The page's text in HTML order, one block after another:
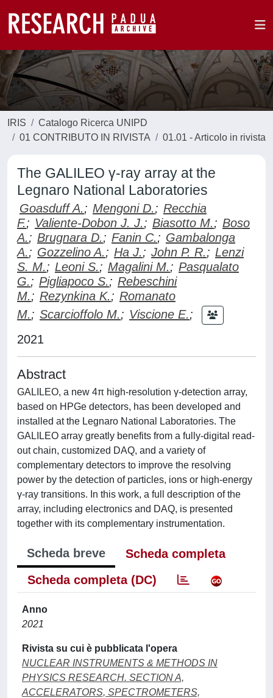
IRIS
Catalogo Ricerca UNIPD
01 CONTRIBUTO IN RIVISTA
01.01 - Articolo in rivista
The GALILEO γ-ray array at the
Legnaro National Laboratories
Goasduff A.; Mengoni D.; Recchia
F.; Valiente-Dobon J. J.; Biasotto M.; Boso
A.; Brugnara D.; Fanin C.; Gambalonga
A.; Gozzelino A.; Ha J.; John P. R.; Lenzi
S. M.; Leoni S.; Magalini M.; Pasqualato
G.; Pigliapoco S.; Rebeschini
M.; Rezynkina K.; Romanato
M.; Scarcioffolo M.; Viscione E.;
2021
Abstract
GALILEO, a new 4π high-resolution γ-detection array,
based on HPGe detectors, has been developed and
installed at the Legnaro National Laboratories. The
GALILEO array greatly benefits from a fully-digital read-
out chain, customized DAQ, and a variety of
complementary detectors to improve the resolving
power by the detection of particles, ions or high-energy
γ-ray transitions. In this work, a full description of the
array, including electronics and DAQ, is presented
together with its complementary instrumentation.
Scheda breve
Scheda completa
Scheda completa (DC)
Anno
2021
Rivista su cui è pubblicata l'opera
NUCLEAR INSTRUMENTS & METHODS IN
PHYSICS RESEARCH. SECTION A,
ACCELERATORS, SPECTROMETERS,